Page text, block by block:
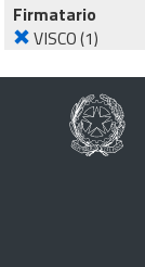
Firmatario
VISCO(1)